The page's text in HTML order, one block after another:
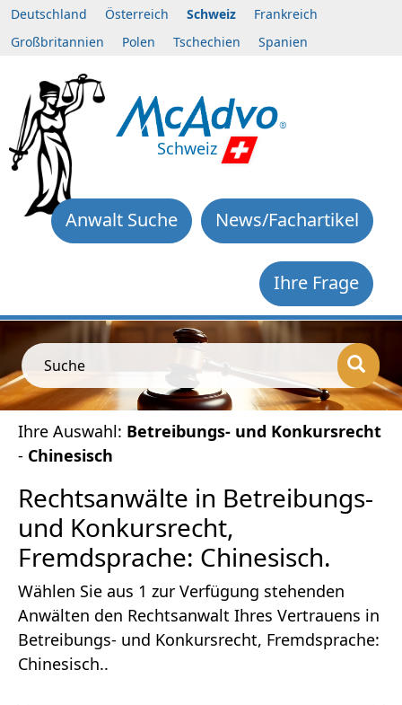
Deutschland Österreich Schweiz
Frankreich
Großbritannien
Polen Tschechien Spanien
Schweiz
News/Fachartikel
Anwalt Suche
Ihre Frage
Suche
Ihre Auswahl: Betreibungs- und Konkursrecht
- Chinesisch
Rechtsanwälte in Betreibungs-
und Konkursrecht,
Fremdsprache: Chinesisch.
Wählen Sie aus 1 zur Verfügung stehenden
Anwälten den Rechtsanwalt Ihres Vertrauens in
Betreibungs- und Konkursrecht, Fremdsprache:
Chinesisch..